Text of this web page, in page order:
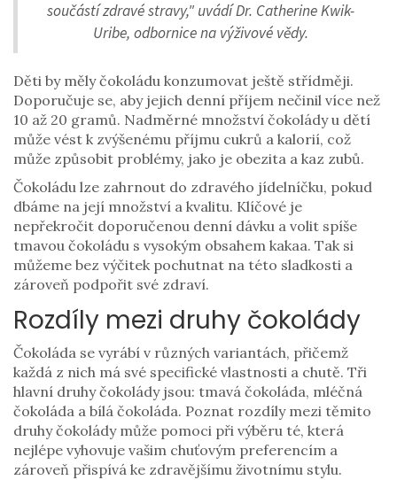
součástí zdravé stravy," uvádí Dr. Catherine Kwik-
Uribe, odbornice na výživové vědy.
Děti by měly čokoládu konzumovat ještě střídměji.
Doporučuje se, aby jejich denní příjem nečinil více než
10 až 20 gramů. Nadměrné množství čokolády u dětí
může vést k zvýšenému příjmu cukrů a kalorií, což
může způsobit problémy, jako je obezita a kaz zubů.
Čokoládu lze zahrnout do zdravého jídelníčku, pokud
dbáme na její množství a kvalitu. Klíčové je
nepřekročit doporučenou denní dávku a volit spíše
tmavou čokoládu s vysokým obsahem kakaa. Tak si
můžeme bez výčitek pochutnat na této sladkosti a
zároveň podpořit své zdraví.
Rozdíly mezi druhy čokolády
Čokoláda se vyrábí v různých variantách, přičemž
každá z nich má své specifické vlastnosti a chutě. Tři
hlavní druhy čokolády jsou: tmavá čokoláda, mléčná
čokoláda a bílá čokoláda. Poznat rozdíly mezi těmito
druhy čokolády může pomoci při výběru té, která
nejlépe vyhovuje vašim chuťovým preferencím a
zároveň přispívá ke zdravějšímu životnímu stylu.